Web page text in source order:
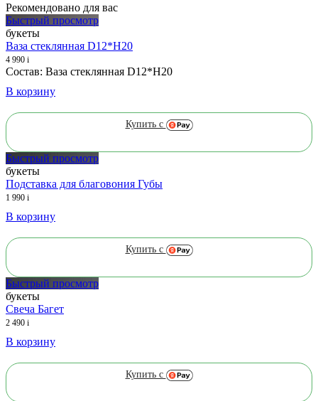
Рекомендовано для вас
Быстрый просмотр
букеты
Ваза стеклянная D12*H20
4 990 i
Состав: Ваза стеклянная D12*H20
В корзину
Купить с
Быстрый просмотр
букеты
Подставка для благовония Губы
1 990 i
В корзину
Купить с
Быстрый просмотр
букеты
Свеча Багет
2 490 i
В корзину
Купить с